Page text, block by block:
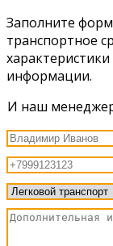
Заполните
транспортное
информации.
И наш